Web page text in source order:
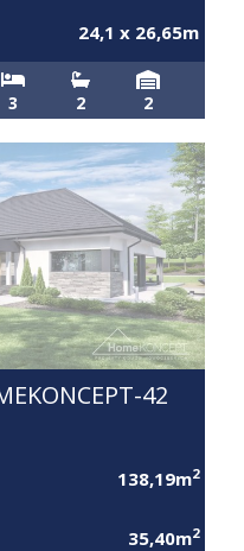
24,1 x 26,65m
3 2 2
42
138,19m2
35,40m2